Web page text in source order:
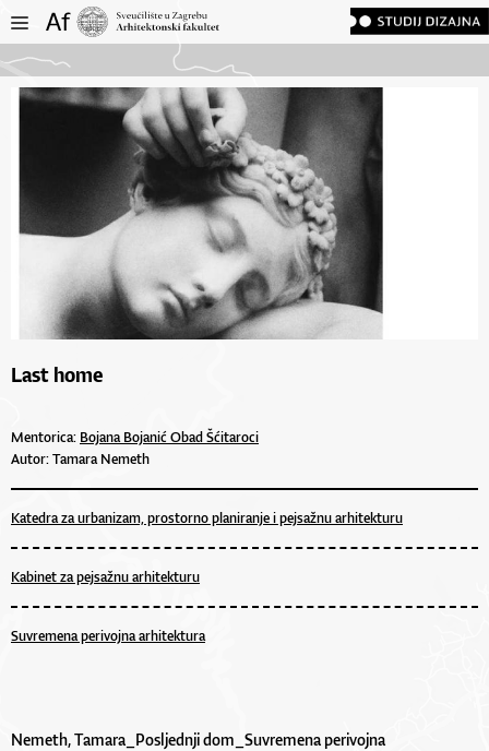
Last home
Mentorica: Bojana Bojanić Obad Šćitaroci
Autor: Tamara Nemeth
Katedra za urbanizam, prostorno planiranje i pejsažnu arhitekturu
Kabinet za pejsažnu arhitekturu
Suvremena perivojna arhitektura
Nemeth, Tamara_Posljednji dom_Suvremena perivojna